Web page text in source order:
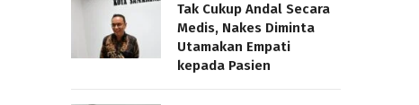
Tak Cukup Andal Secara
Medis, Nakes Diminta
Utamakan Empati
kepada Pasien